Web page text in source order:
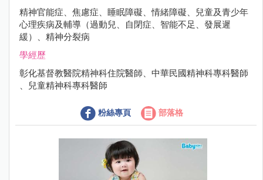
精神官能症、焦慮症、睡眠障礙、情緒障礙、兒童及青少年
心理疾病及輔導（過動兒、自閉症、智能不足、發展遲
緩）、精神分裂病
學經歷
彰化基督教醫院精神科住院醫師、中華民國精神科專科醫師
、兒童精神科專科醫師
粉絲專頁 部落格